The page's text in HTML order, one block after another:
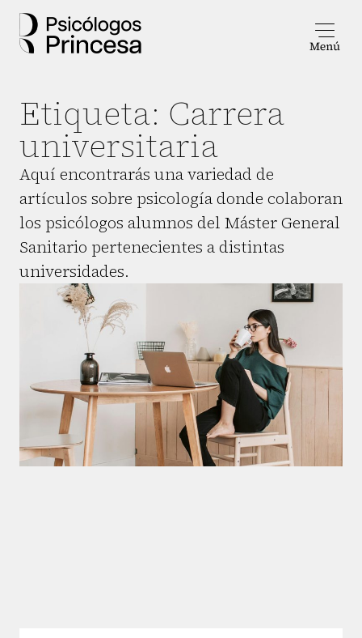
Etiqueta: Carrera
universitaria
Aquí encontrarás una variedad de
artículos sobre psicología donde colaboran
los psicólogos alumnos del Máster General
Sanitario pertenecientes a distintas
universidades.